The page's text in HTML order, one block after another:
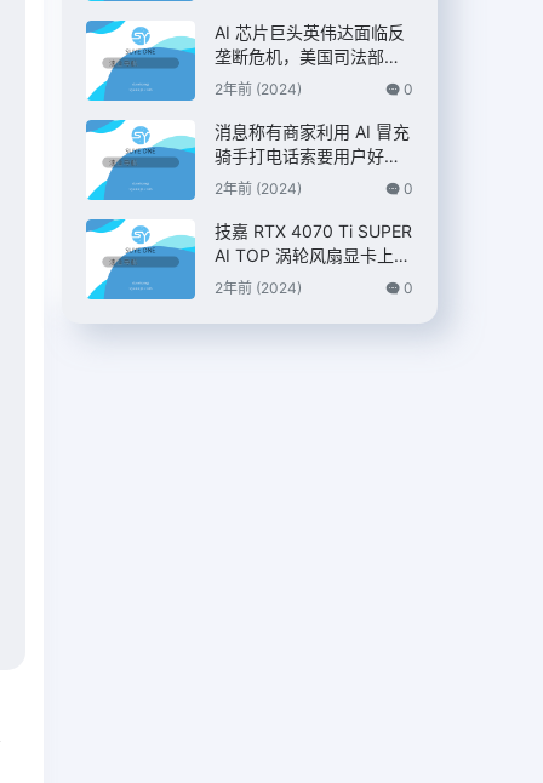
AI 芯片巨头英伟达面临反
垄断危机，美国司法部双
管齐下展开调查 – IT之家
2年前 (2024) 0
消息称有商家利用 AI 冒充
骑手打电话索要用户好
评，“平台考核”、“高温补
2年前 (2024) 0
技嘉 RTX 4070 Ti SUPER
AI TOP 涡轮风扇显卡上
市，7399 元
2年前 (2024) 0